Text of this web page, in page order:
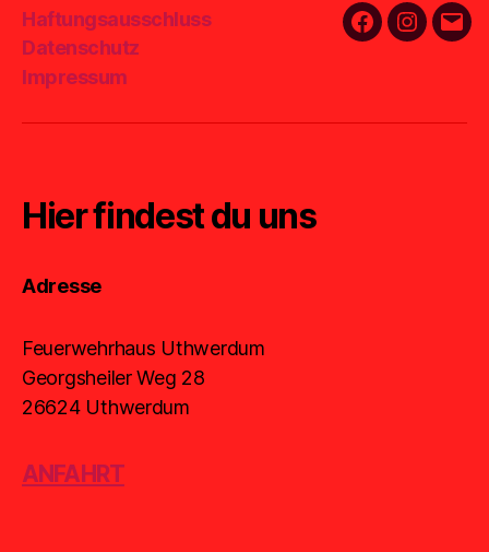
Haftungsausschluss
Datenschutz
Impressum
FacebookE-
Hier findest du uns
Adresse
Feuerwehrhaus Uthwerdum
Georgsheiler Weg 28
26624 Uthwerdum
ANFAHRT